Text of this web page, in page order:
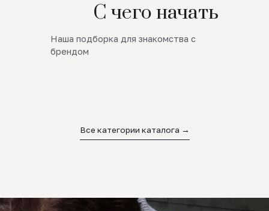
С чего начать
Наша подборка для знакомства с
брендом
Новинки
SALE
Все категории каталога →